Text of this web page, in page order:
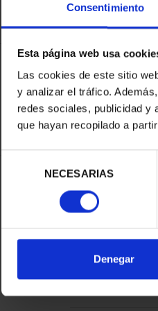
Consentimiento
Esta página web usa
Las cookies de este sitio
y analizar el tráfico.
redes sociales, publicidad y
que hayan recopilado a
consentimiento
NECESARIAS
Denegar
CIUDADES
ORDENAR POR: